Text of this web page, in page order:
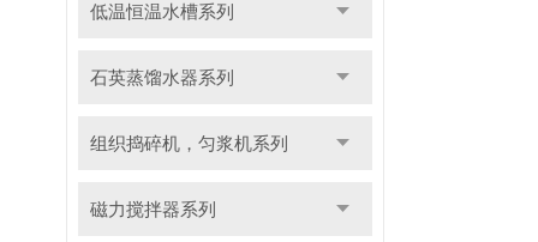
低温恒温水槽系列
石英蒸馏水器系列
组织捣碎机，匀浆机系列
磁力搅拌器系列